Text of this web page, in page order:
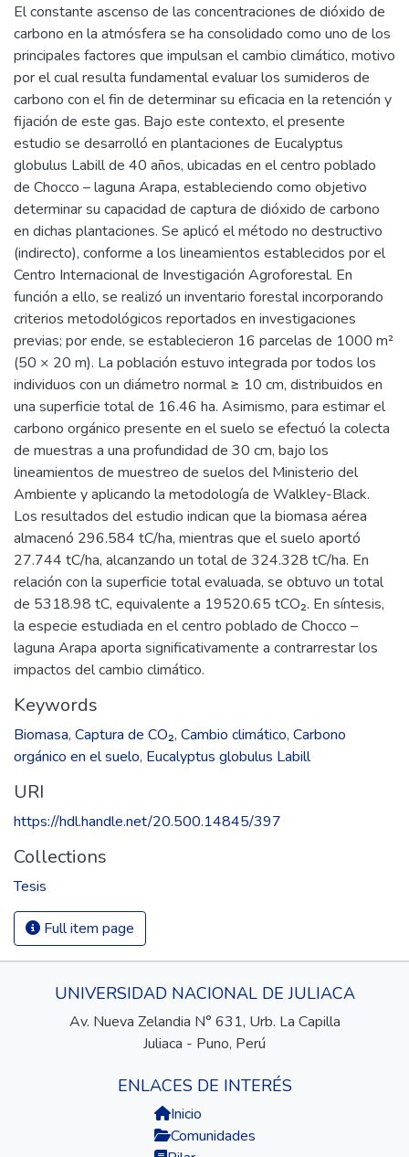
El constante ascenso de las concentraciones de dióxido de
carbono en la atmósfera se ha consolidado como uno de los
principales factores que impulsan el cambio climático, motivo
por el cual resulta fundamental evaluar los sumideros de
carbono con el fin de determinar su eficacia en la retención y
fijación de este gas. Bajo este contexto, el presente
estudio se desarrolló en plantaciones de Eucalyptus
globulus Labill de 40 años, ubicadas en el centro poblado
de Chocco – laguna Arapa, estableciendo como objetivo
determinar su capacidad de captura de dióxido de carbono
en dichas plantaciones. Se aplicó el método no destructivo
(indirecto), conforme a los lineamientos establecidos por el
Centro Internacional de Investigación Agroforestal. En
función a ello, se realizó un inventario forestal incorporando
criterios metodológicos reportados en investigaciones
previas; por ende, se establecieron 16 parcelas de 1000 m²
(50 × 20 m). La población estuvo integrada por todos los
individuos con un diámetro normal ≥ 10 cm, distribuidos en
una superficie total de 16.46 ha. Asimismo, para estimar el
carbono orgánico presente en el suelo se efectuó la colecta
de muestras a una profundidad de 30 cm, bajo los
lineamientos de muestreo de suelos del Ministerio del
Ambiente y aplicando la metodología de Walkley-Black.
Los resultados del estudio indican que la biomasa aérea
almacenó 296.584 tC/ha, mientras que el suelo aportó
27.744 tC/ha, alcanzando un total de 324.328 tC/ha. En
relación con la superficie total evaluada, se obtuvo un total
de 5318.98 tC, equivalente a 19520.65 tCO₂. En síntesis,
la especie estudiada en el centro poblado de Chocco –
laguna Arapa aporta significativamente a contrarrestar los
impactos del cambio climático.
Keywords
Biomasa, Captura de CO₂, Cambio climático, Carbono
orgánico en el suelo, Eucalyptus globulus Labill
URI
https://hdl.handle.net/20.500.14845/397
Collections
Tesis
Full item page
UNIVERSIDAD NACIONAL DE JULIACA
Av. Nueva Zelandia N° 631, Urb. La Capilla
Juliaca - Puno, Perú
ENLACES DE INTERÉS
Inicio
Comunidades